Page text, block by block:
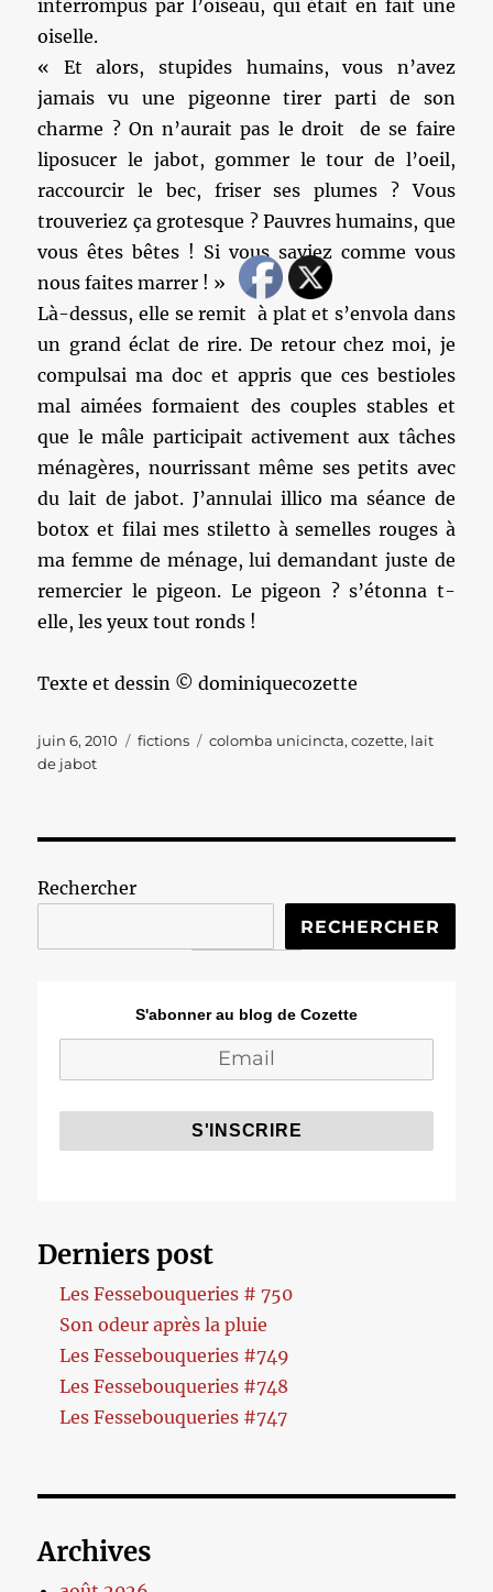
interrompus par l’oiseau, qui était en fait une
oiselle.
« Et alors, stupides humains, vous n’avez
jamais vu une pigeonne tirer parti de son
charme ? On n’aurait pas le droit de se faire
liposucer le jabot, gommer le tour de l’oeil,
raccourcir le bec, friser ses plumes ? Vous
trouveriez ça grotesque ? Pauvres humains, que
vous êtes bêtes ! Si vous saviez comme vous
nous faites marrer ! »
Là-dessus, elle se remit à plat et s’envola dans
un grand éclat de rire. De retour chez moi, je
compulsai ma doc et appris que ces bestioles
mal aimées formaient des couples stables et
que le mâle participait activement aux tâches
ménagères, nourrissant même ses petits avec
du lait de jabot. J’annulai illico ma séance de
botox et filai mes stiletto à semelles rouges à
ma femme de ménage, lui demandant juste de
remercier le pigeon. Le pigeon ? s’étonna t-
elle, les yeux tout ronds !
Texte et dessin © dominiquecozette
Publié
le
juin 6, 2010 Catégories
fictions Étiquettes
colomba unicincta,cozette, lait
de jabot
Rechercher
RECHERCHER
S'abonner au blog de Cozette
Derniers post
Les Fessebouqueries # 750
Son odeur après la pluie
Les Fessebouqueries #749
Les Fessebouqueries #748
Les Fessebouqueries #747
Archives